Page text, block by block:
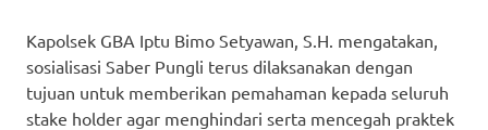
Kapolsek GBA Iptu Bimo Setyawan, S.H. mengatakan,
sosialisasi Saber Pungli terus dilaksanakan dengan
tujuan untuk memberikan pemahaman kepada seluruh
stake holder agar menghindari serta mencegah praktek